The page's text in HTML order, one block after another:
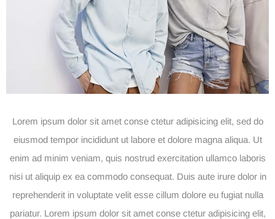
Lorem ipsum dolor sit amet conse ctetur adipisicing elit, sed do
eiusmod tempor incididunt ut labore et dolore magna aliqua. Ut
enim ad minim veniam, quis nostrud exercitation ullamco laboris
nisi ut aliquip ex ea commodo consequat. Duis aute irure dolor in
reprehenderit in voluptate velit esse cillum dolore eu fugiat nulla
pariatur. Lorem ipsum dolor sit amet conse ctetur adipisicing elit,